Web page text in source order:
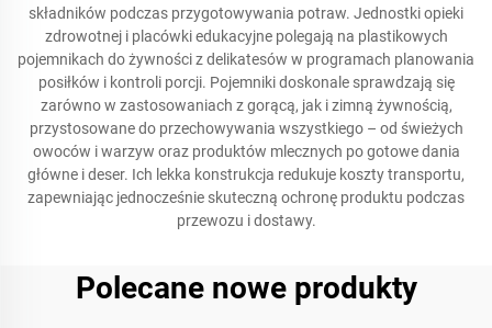
składników podczas przygotowywania potraw. Jednostki opieki
zdrowotnej i placówki edukacyjne polegają na plastikowych
pojemnikach do żywności z delikatesów w programach planowania
posiłków i kontroli porcji. Pojemniki doskonale sprawdzają się
zarówno w zastosowaniach z gorącą, jak i zimną żywnością,
przystosowane do przechowywania wszystkiego – od świeżych
owoców i warzyw oraz produktów mlecznych po gotowe dania
główne i deser. Ich lekka konstrukcja redukuje koszty transportu,
zapewniając jednocześnie skuteczną ochronę produktu podczas
przewozu i dostawy.
Polecane nowe produkty